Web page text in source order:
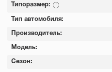
Типоразмер:
Тип автомобиля:
Производитель:
Модель:
Сезон: